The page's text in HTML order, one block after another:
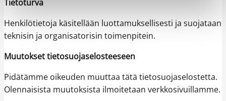
Tietoturva
Henkilötietoja käsitellään luottamuksellisesti ja suojataan
teknisin ja organisatorisin toimenpitein.
Muutokset tietosuojaselosteeseen
Pidätämme oikeuden muuttaa tätä tietosuojaselostetta.
Olennaisista muutoksista ilmoitetaan verkkosivuillamme.